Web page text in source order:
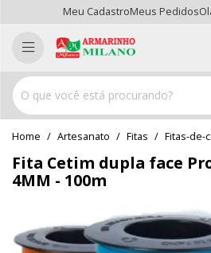
Meu CadastroMeus Pedidos
home Artesanato fitas fitas-de-
Fita Cetim dupla face
4MM - 100m